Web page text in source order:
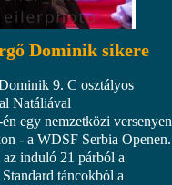
Dominik sikere
9. C osztályos
Natáliával
egy nemzetközi versenyen
- a WDSF Serbia Openen.
induló 21 párból a
táncokból a